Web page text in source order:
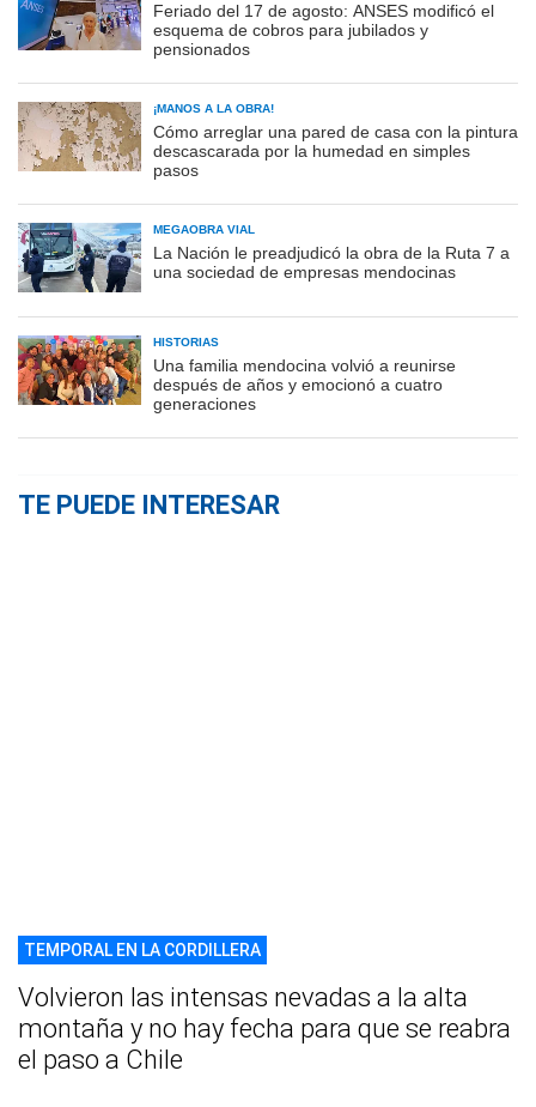
Feriado del 17 de agosto: ANSES modificó el
esquema de cobros para jubilados y
pensionados
¡MANOS A LA OBRA!
Cómo arreglar una pared de casa con la pintura
descascarada por la humedad en simples
pasos
MEGAOBRA VIAL
La Nación le preadjudicó la obra de la Ruta 7 a
una sociedad de empresas mendocinas
HISTORIAS
Una familia mendocina volvió a reunirse
después de años y emocionó a cuatro
generaciones
TE PUEDE INTERESAR
TEMPORAL EN LA CORDILLERA
Volvieron las intensas nevadas a la alta
montaña y no hay fecha para que se reabra
el paso a Chile